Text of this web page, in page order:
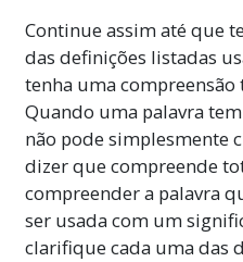
Continue assim até que
das definições listadas
tenha uma
Quando uma palavra
não pode simplesmente
dizer que compreende
compreender a palavra
ser usada com um
clarifique cada uma das